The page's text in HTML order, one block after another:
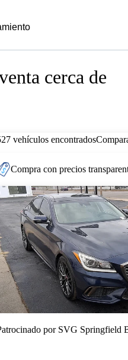
cerca de
vehículos encontrados
Compra con precios
por SVG Springfield